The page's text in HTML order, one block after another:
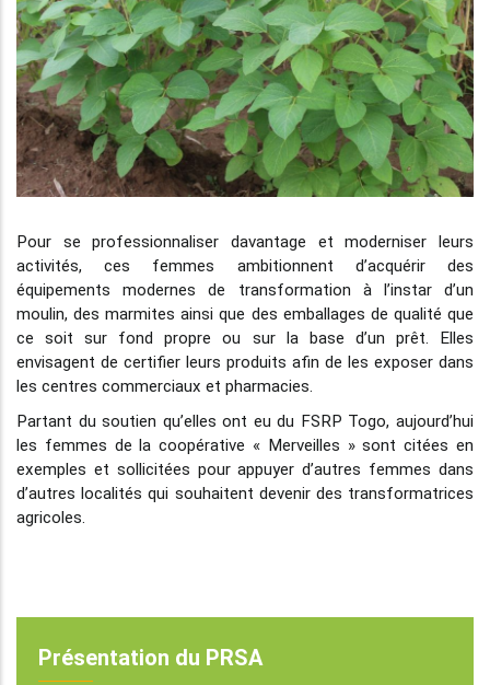
Pour se professionnaliser davantage et moderniser leurs
activités, ces femmes ambitionnent d’acquérir des
équipements modernes de transformation à l’instar d’un
moulin, des marmites ainsi que des emballages de qualité que
ce soit sur fond propre ou sur la base d’un prêt. Elles
envisagent de certifier leurs produits afin de les exposer dans
les centres commerciaux et pharmacies.
Partant du soutien qu’elles ont eu du FSRP Togo, aujourd’hui
les femmes de la coopérative « Merveilles » sont citées en
exemples et sollicitées pour appuyer d’autres femmes dans
d’autres localités qui souhaitent devenir des transformatrices
agricoles.
Présentation du PRSA